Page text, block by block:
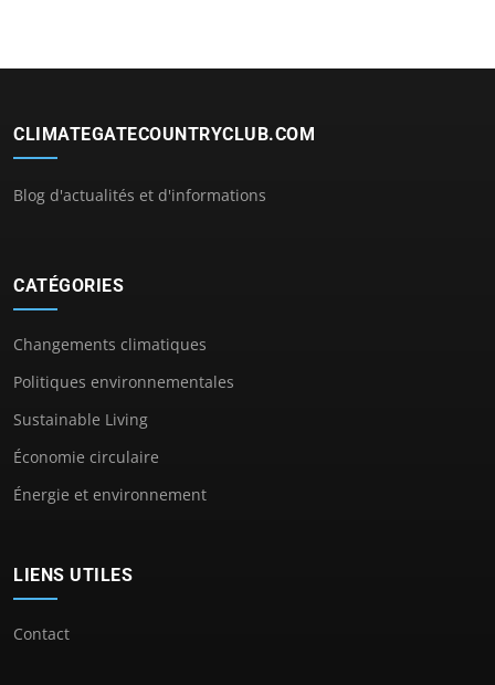
CLIMATEGATECOUNTRYCLUB.COM
Blog d'actualités et d'informations
CATÉGORIES
Changements climatiques
Politiques environnementales
Sustainable Living
Économie circulaire
Énergie et environnement
LIENS UTILES
Contact